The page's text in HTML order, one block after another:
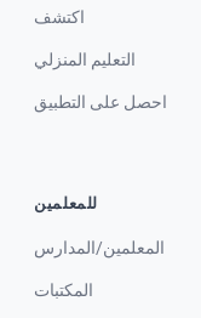
اكتشف
التعليم المنزلي
احصل على التطبيق
للمعلمين
المعلمين/المدارس
المكتبات